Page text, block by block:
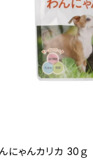
にゃんカリカ 30ｇ